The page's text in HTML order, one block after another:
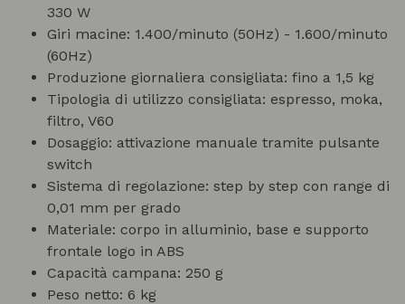
330 W
Giri macine: 1.400/minuto (50Hz) - 1.600/minuto
(60Hz)
Produzione giornaliera consigliata: fino a 1,5 kg
Tipologia di utilizzo consigliata: espresso, moka,
filtro, V60
Dosaggio: attivazione manuale tramite pulsante
switch
Sistema di regolazione: step by step con range di
0,01 mm per grado
Materiale: corpo in alluminio, base e supporto
frontale logo in ABS
Capacità campana: 250 g
Peso netto: 6 kg